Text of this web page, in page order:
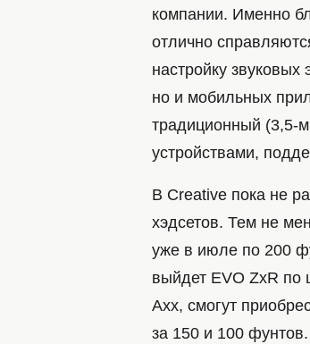
компании. Именно
отлично
настройку
но и мобильных
традиционный (3,5-
устройствами,
В Creative пока не
хэдсетов. Тем не
уже в июле по 200
выйдет EVO ZxR по
Axx, смогут
за 150 и 100 фунтов.